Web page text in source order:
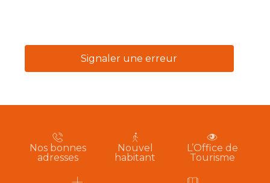
Signaler une erreur
Nos bonnes
adresses
Nouvel
habitant
L’Office de
Tourisme